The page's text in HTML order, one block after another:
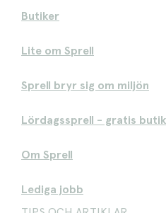
Butiker
Lite om Sprell
Sprell bryr sig om miljön
Lördagssprell - gratis
Om Sprell
Lediga jobb